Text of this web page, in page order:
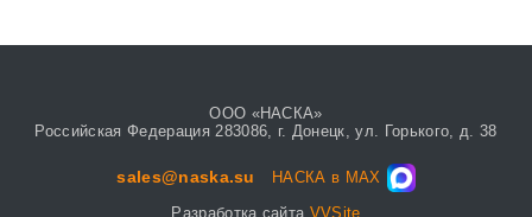
ООО «НАСКА»
Российская Федерация 283086, г. Донецк, ул. Горького, д. 38
sales@naska.su
НАСКА в MAX
Разработка сайта VVSite